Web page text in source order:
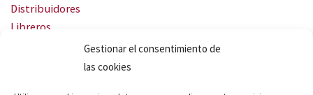
Gestionar el consentimiento de
las cookies
Distribuidores
Libreros
Servicio Landingweb
Crea tu audiobook